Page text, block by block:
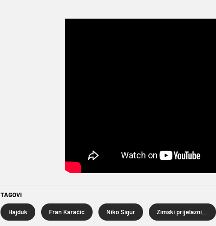
TAGOVI
Hajduk Fran Karačić Niko Sigur Zimski prijelazni rok 2026.